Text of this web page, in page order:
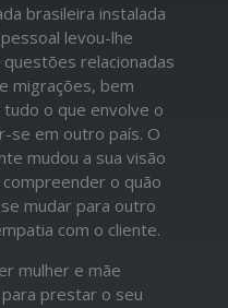
brasileira instalada
levou-lhe
relacionadas
migrações, bem
o que envolve o
se em outro país. O
mudou a sua visão
o quão
mudar para outro
com o cliente.
mulher e mãe
prestar o seu